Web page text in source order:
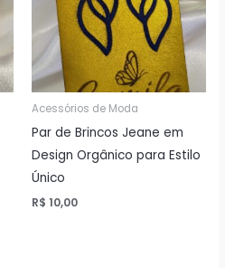
Acessórios de Moda
Par de Brincos Jeane em
Design Orgânico para Estilo
Único
R$ 10,00